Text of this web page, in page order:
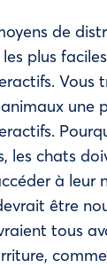
de
plus
Vous
une
les chats
à leur
être
tous